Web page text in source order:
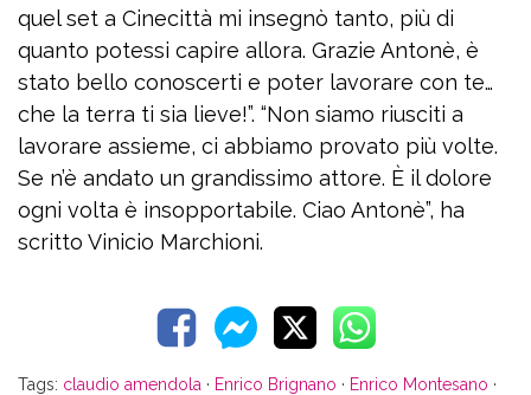
quel set a Cinecittà mi insegnò tanto, più di
quanto potessi capire allora. Grazie Antonè, è
stato bello conoscerti e poter lavorare con te…
che la terra ti sia lieve!”. “Non siamo riusciti a
lavorare assieme, ci abbiamo provato più volte.
Se n’è andato un grandissimo attore. È il dolore
ogni volta è insopportabile. Ciao Antonè”, ha
scritto Vinicio Marchioni.
Tags: claudio amendola · Enrico Brignano · Enrico Montesano ·